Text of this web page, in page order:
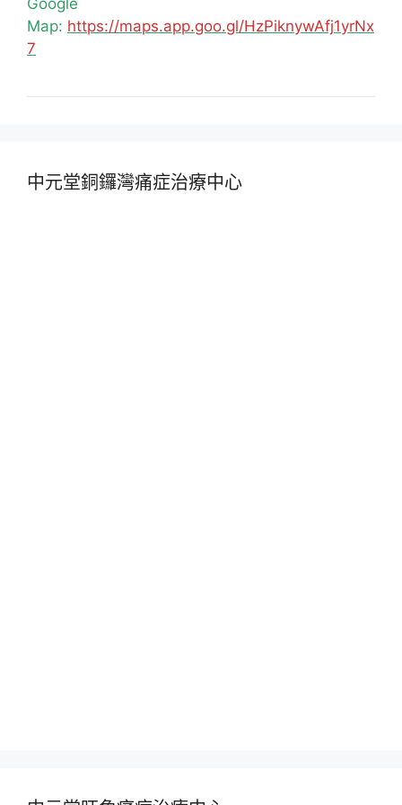
Google
Map: https://maps.app.goo.gl/HzPiknywAfj1yrNx
7
中元堂銅鑼灣痛症治療中心